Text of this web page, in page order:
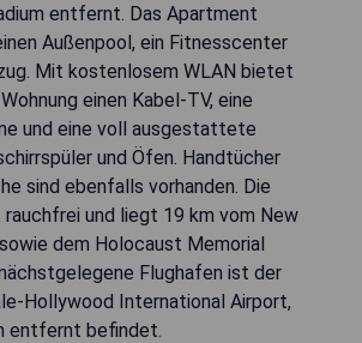
entfernt. Das Apartment
Außenpool, ein Fitnesscenter
Mit kostenlosem WLAN bietet
einen Kabel-TV, eine
und eine voll ausgestattete
und Öfen. Handtücher
sind ebenfalls vorhanden. Die
und liegt 19 km vom New
dem Holocaust Memorial
Flughafen ist der
Hollywood International Airport,
entfernt befindet.